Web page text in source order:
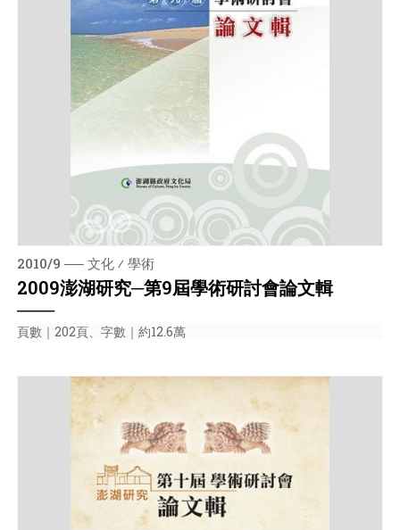
2010/9 ── 文化 ⁄ 學術
2009澎湖研究─第9屆學術研討會論文輯
───
頁數｜202頁、字數｜約12.6萬